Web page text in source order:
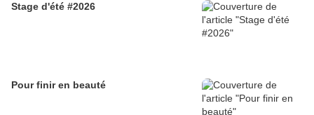
Stage d'été #2026
Pour finir en beauté